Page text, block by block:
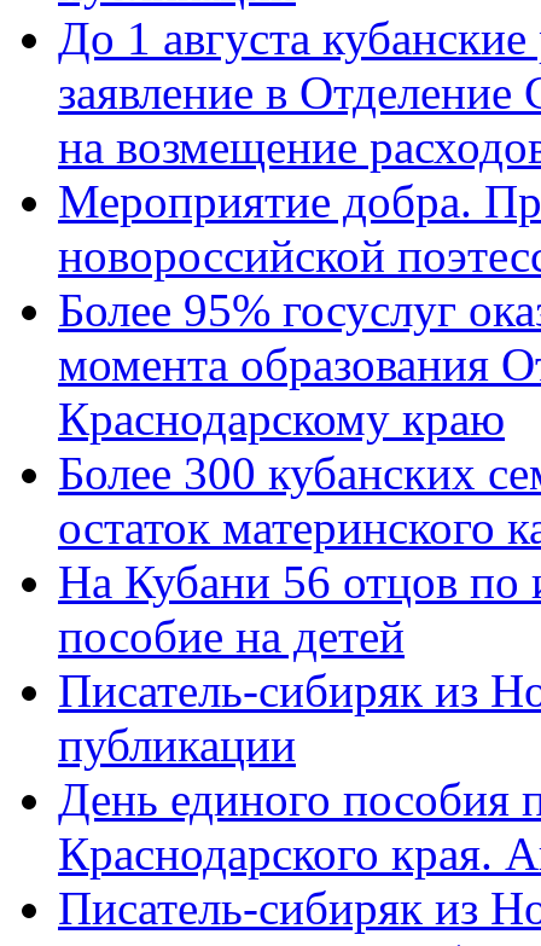
До 1 августа
заявление в
на возмещение
Мероприятие добра.
новороссийской
Более 95% госуслуг
момента образования
Краснодарскому краю
Более 300 кубанских
остаток материнского
На Кубани 56 отцов по
пособие на детей
Писатель-сибиряк из
публикации
День единого пособия
Краснодарского края.
Писатель-сибиряк из